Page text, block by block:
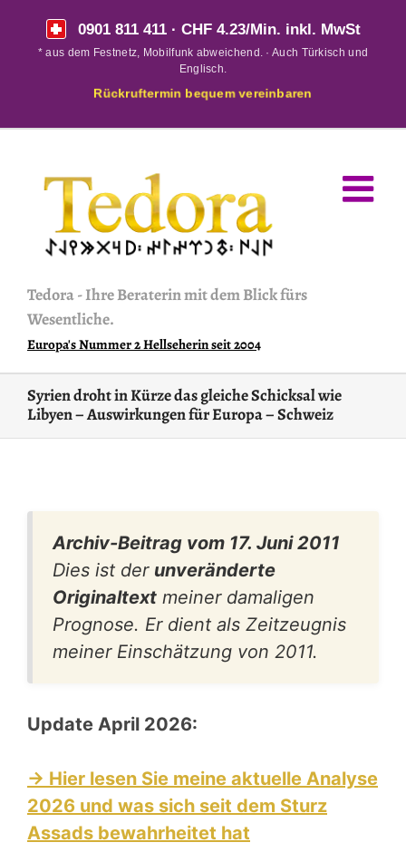
0901 811 411· CHF 4.23/Min. inkl. MwSt
* aus dem Festnetz, Mobilfunk abweichend. · Auch Türkisch und
Englisch.
Rückruftermin bequem vereinbaren
Tedora-Ihre Beraterin mit dem Blick fürs
Wesentliche.
Europa's Nummer 2 Hellseherin seit 2004
Syrien droht in Kürze das gleiche Schicksal wie
Libyen – Auswirkungen für Europa – Schweiz
Archiv-Beitrag vom 17. Juni 2011
Dies ist der unveränderte
Originaltext meiner damaligen
Prognose. Er dient als Zeitzeugnis
meiner Einschätzung von 2011.
Update April 2026:
→ Hier lesen Sie meine aktuelle Analyse
2026 und was sich seit dem Sturz
Assads bewahrheitet hat